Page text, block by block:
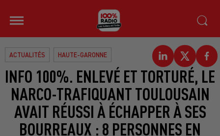
ACTUALITÉS HAUTE-GARONNE
INFO 100%. ENLEVÉ ET TORTURÉ, LE
NARCO-TRAFIQUANT TOULOUSAIN
AVAIT RÉUSSI À ÉCHAPPER À SES
BOURREAUX : 8 PERSONNES EN